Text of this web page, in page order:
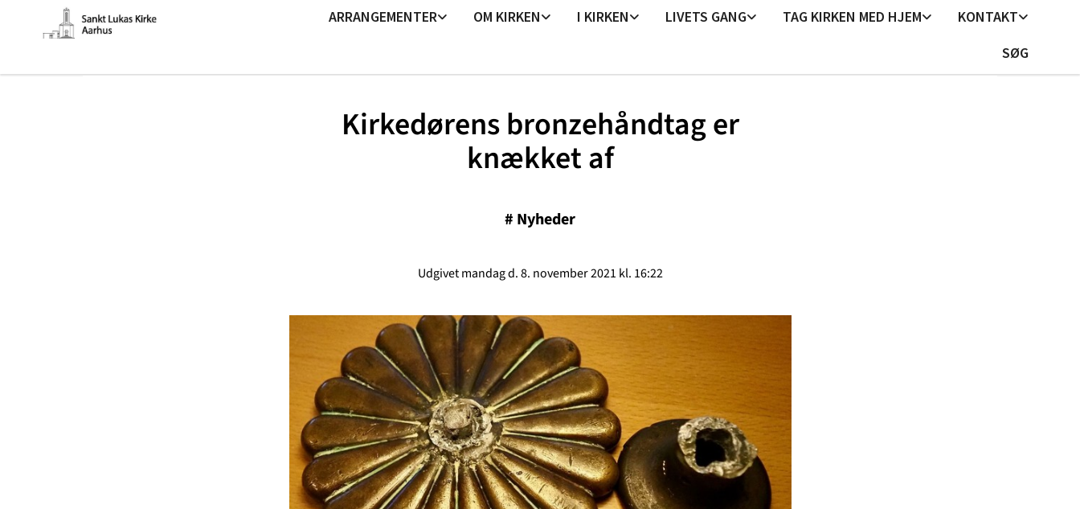
ARRANGEMENTER OM KIRKEN I KIRKEN LIVETS GANG TAG KIRKEN MED HJEM
KONTAKT
SØG
Kirkedørens bronzehåndtag er
knækket af
# Nyheder
Udgivet mandag d. 8. november 2021 kl. 16:22